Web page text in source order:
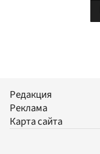
Редакция
Реклама
Карта сайта